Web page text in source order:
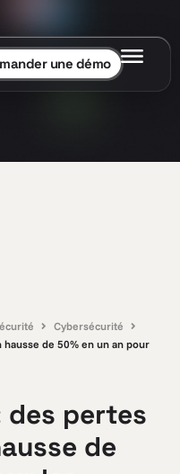
une démo
Cybersécurité
de 50% en un an pour
des pertes
de